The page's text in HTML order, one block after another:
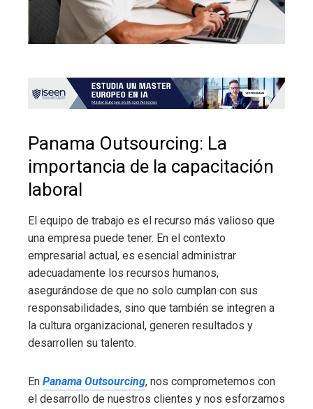
Panama Outsourcing: La
importancia de la capacitación
laboral
El equipo de trabajo es el recurso más valioso que
una empresa puede tener. En el contexto
empresarial actual, es esencial administrar
adecuadamente los recursos humanos,
asegurándose de que no solo cumplan con sus
responsabilidades, sino que también se integren a
la cultura organizacional, generen resultados y
desarrollen su talento.
En Panama Outsourcing, nos comprometemos con
el desarrollo de nuestros clientes y nos esforzamos